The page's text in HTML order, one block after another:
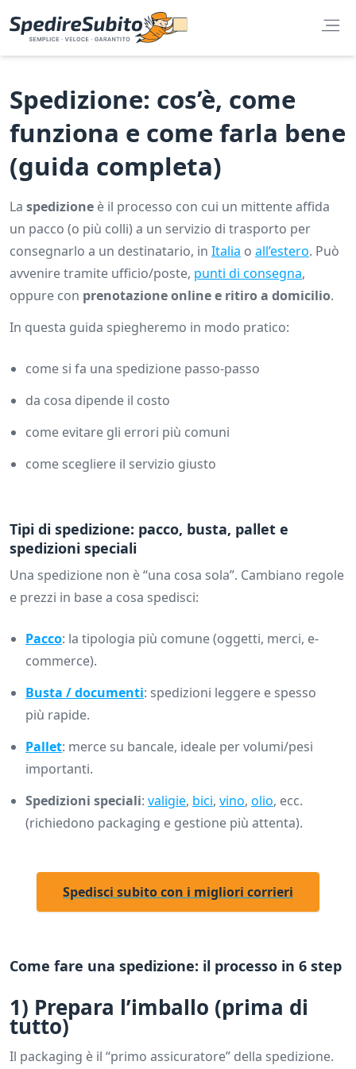
Spedizione: cos’è, come
funziona e come farla bene
(guida completa)
La spedizione è il processo con cui un mittente affida
un pacco (o più colli) a un servizio di trasporto per
consegnarlo a un destinatario, in Italia o all’estero. Può
avvenire tramite ufficio/poste, punti di consegna,
oppure con prenotazione online e ritiro a domicilio.
In questa guida spiegheremo in modo pratico:
come si fa una spedizione passo-passo
da cosa dipende il costo
come evitare gli errori più comuni
come scegliere il servizio giusto
Tipi di spedizione: pacco, busta, pallet e
spedizioni speciali
Una spedizione non è “una cosa sola”. Cambiano regole
e prezzi in base a cosa spedisci:
Pacco: la tipologia più comune (oggetti, merci, e-
commerce).
Busta / documenti: spedizioni leggere e spesso
più rapide.
Pallet: merce su bancale, ideale per volumi/pesi
importanti.
Spedizioni speciali: valigie, bici, vino, olio, ecc.
(richiedono packaging e gestione più attenta).
Spedisci subito con i migliori corrieri
Come fare una spedizione: il processo in 6 step
1) Prepara l’imballo (prima di
tutto)
Il packaging è il “primo assicuratore” della spedizione.